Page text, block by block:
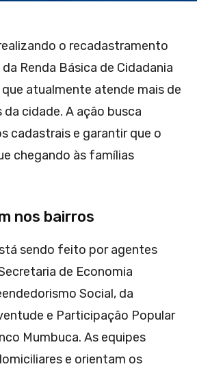
o recadastramento
Renda Básica de Cidadania
atualmente atende mais de
cidade. A ação busca
cadastrais e garantir que o
chegando às famílias
nos bairros
sendo feito por agentes
de Economia
Social, da
e Participação Popular
Mumbuca. As equipes
e orientam os